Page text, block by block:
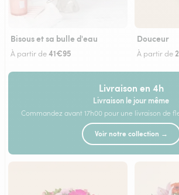
Bisous et sa bulle d'eau
À partir de41€95
Douceur
À partir de
Livraison en 4h
Livraison le jour même
Commandez avant 17h00 pour une livraison de
Voir notre collection →